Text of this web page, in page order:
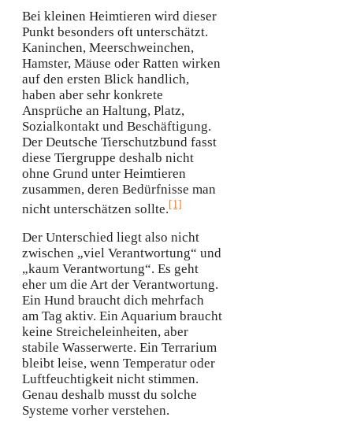
Bei kleinen Heimtieren wird dieser
Punkt besonders oft unterschätzt.
Kaninchen, Meerschweinchen,
Hamster, Mäuse oder Ratten wirken
auf den ersten Blick handlich,
haben aber sehr konkrete
Ansprüche an Haltung, Platz,
Sozialkontakt und Beschäftigung.
Der Deutsche Tierschutzbund fasst
diese Tiergruppe deshalb nicht
ohne Grund unter Heimtieren
zusammen, deren Bedürfnisse man
nicht unterschätzen sollte.[1]
Der Unterschied liegt also nicht
zwischen „viel Verantwortung“ und
„kaum Verantwortung“. Es geht
eher um die Art der Verantwortung.
Ein Hund braucht dich mehrfach
am Tag aktiv. Ein Aquarium braucht
keine Streicheleinheiten, aber
stabile Wasserwerte. Ein Terrarium
bleibt leise, wenn Temperatur oder
Luftfeuchtigkeit nicht stimmen.
Genau deshalb musst du solche
Systeme vorher verstehen.